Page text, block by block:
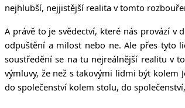
nejhlubší, nejjistější realita v tomto
A právě to je svědectví, které nás provází v
odpuštění a milost nebo ne. Ale přes tyto
soustředění se na tu nejreálnější realitu v
výmluvy, že než s takovými lidmi být kolem
do společenství kolem stolu, do